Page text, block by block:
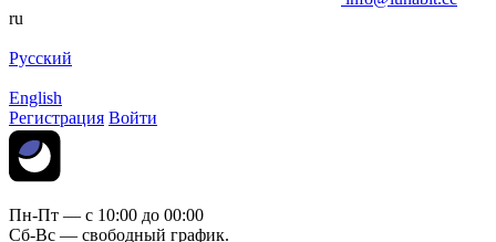
ru
Русский
English
Регистрация Войти
Пн-Пт — c 10:00 до 00:00
Сб-Вс — свободный график.